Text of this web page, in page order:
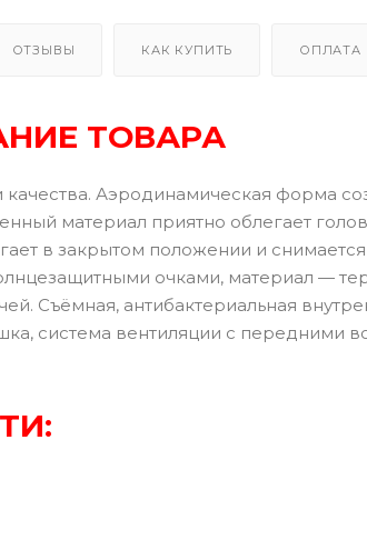
ОТЗЫВЫ КАК КУПИТЬ ОПЛАТА
ТОВАРА
Аэродинамическая форма
материал приятно облегает
в закрытом положении и
очками, материал —
Съёмная, антибактериальная
система вентиляции с передними